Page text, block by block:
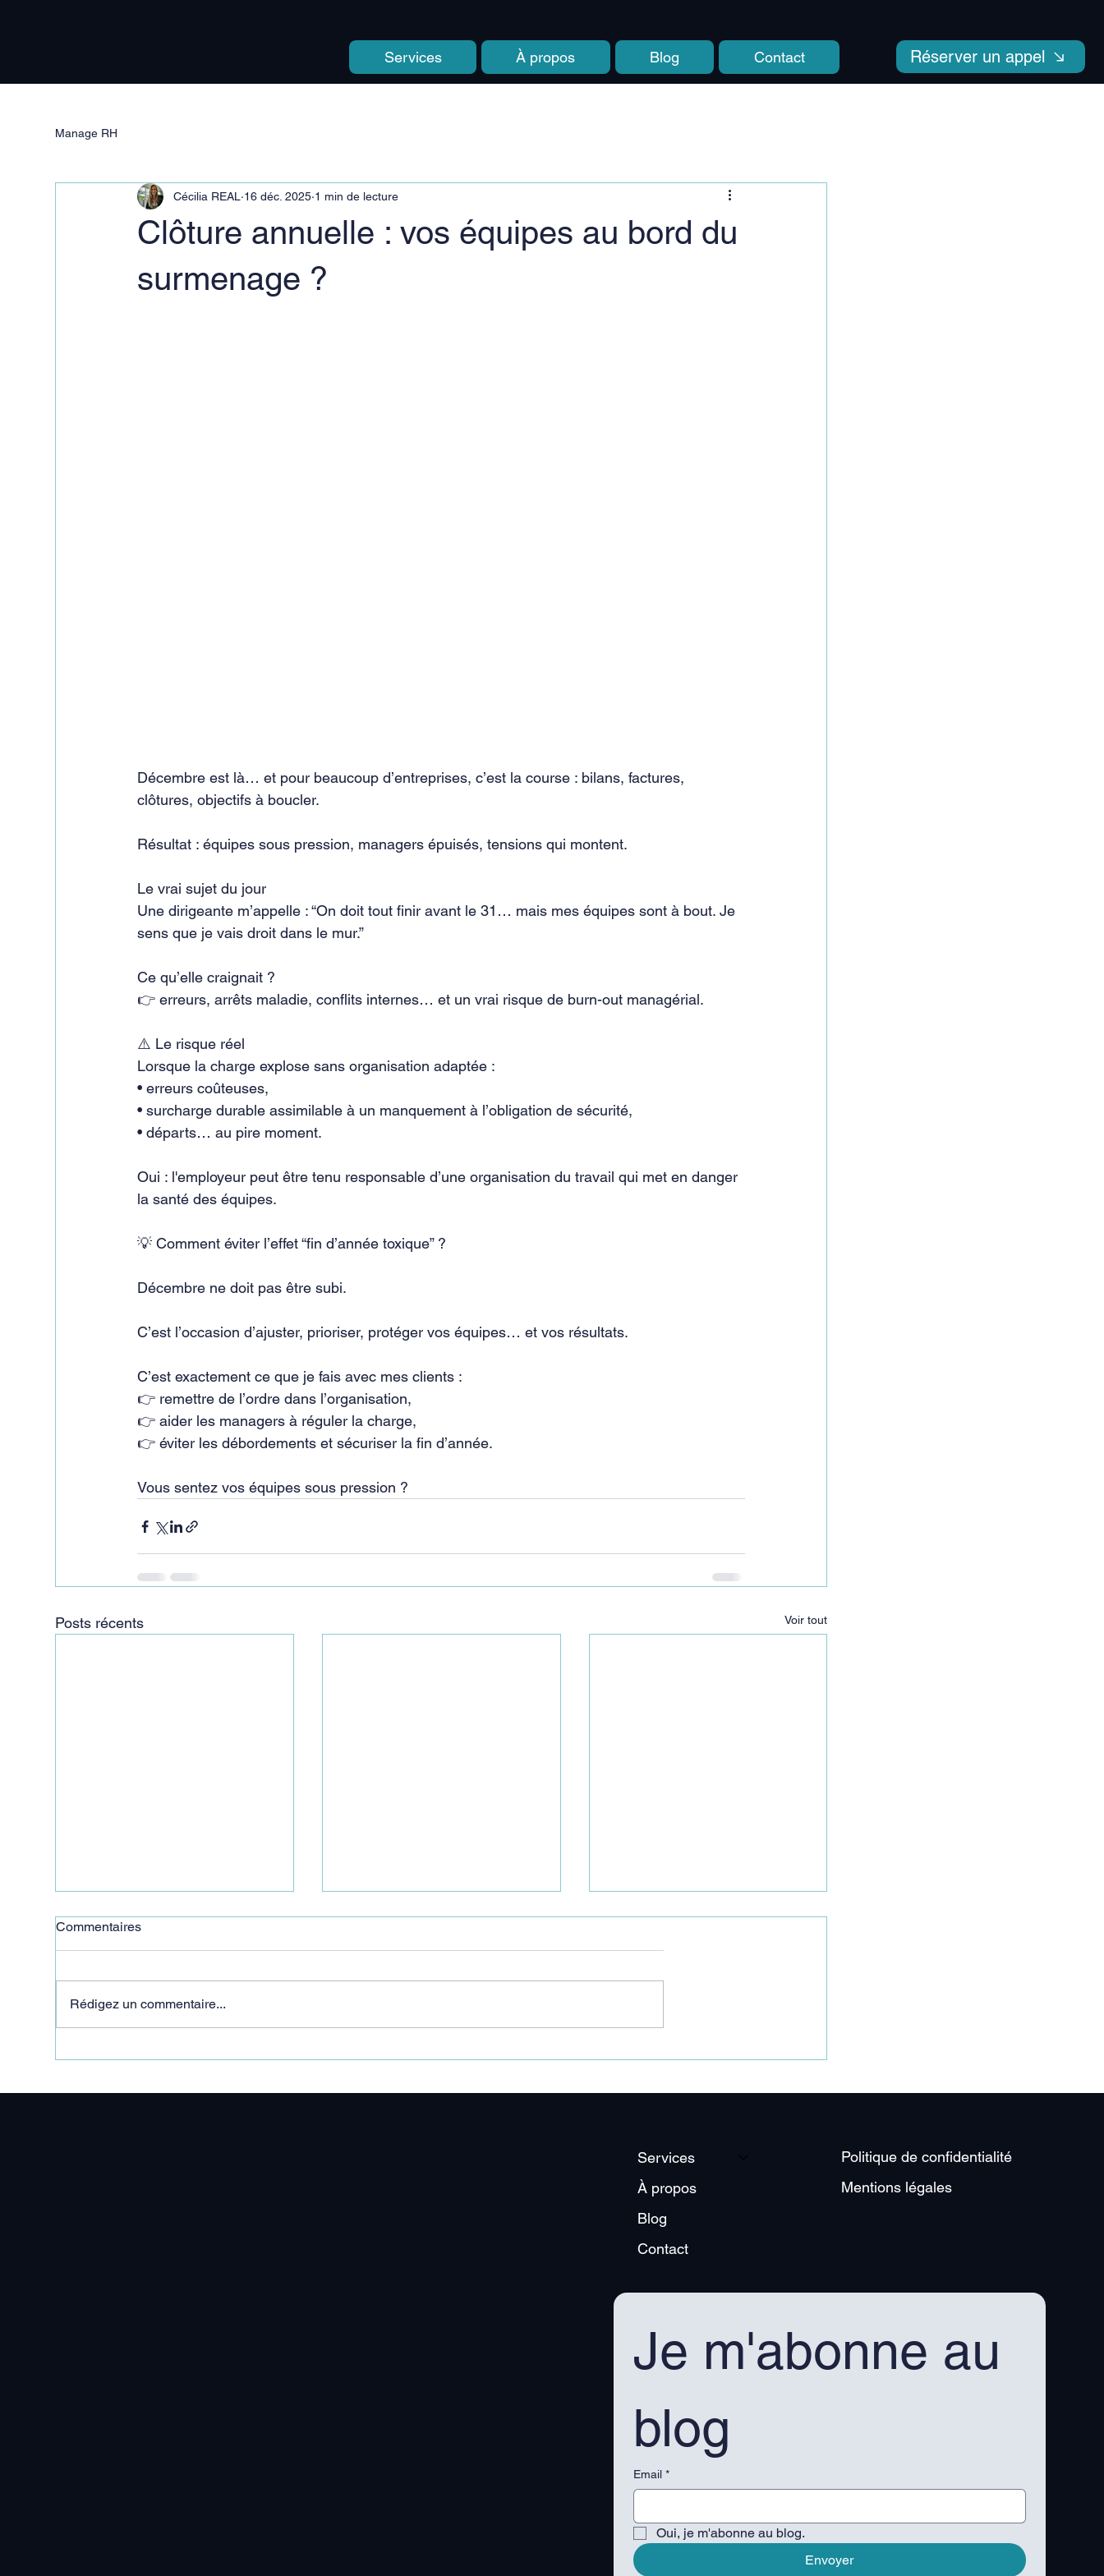
Services À propos Blog Contact Réserver un appel
Manage RH
Clôture annuelle : vos équipes au bord du
surmenage ?
Cécilia REAL 16 déc. 2025 1 min de lecture
Décembre est là… et pour beaucoup d’entreprises, c’est la course : bilans, factures,
clôtures, objectifs à boucler.
Résultat : équipes sous pression, managers épuisés, tensions qui montent.
Le vrai sujet du jour
Une dirigeante m’appelle : “On doit tout finir avant le 31… mais mes équipes sont à bout. Je
sens que je vais droit dans le mur.”
Ce qu’elle craignait ?
👉 erreurs, arrêts maladie, conflits internes… et un vrai risque de burn-out managérial.
⚠️ Le risque réel
Lorsque la charge explose sans organisation adaptée :
• erreurs coûteuses,
• surcharge durable assimilable à un manquement à l’obligation de sécurité,
• départs… au pire moment.
Oui : l'employeur peut être tenu responsable d’une organisation du travail qui met en danger
la santé des équipes.
💡 Comment éviter l’effet “fin d’année toxique” ?
Décembre ne doit pas être subi.
C’est l’occasion d’ajuster, prioriser, protéger vos équipes… et vos résultats.
C’est exactement ce que je fais avec mes clients :
👉 remettre de l’ordre dans l’organisation,
👉 aider les managers à réguler la charge,
👉 éviter les débordements et sécuriser la fin d’année.
Vous sentez vos équipes sous pression ?
Posts récents Voir tout
Commentaires
Rédigez un commentaire...
Services
À propos
Blog
Contact
Politique de confidentialité
Mentions légales
Je m'abonne au
blog
Email *
Oui, je m'abonne au blog.
Envoyer